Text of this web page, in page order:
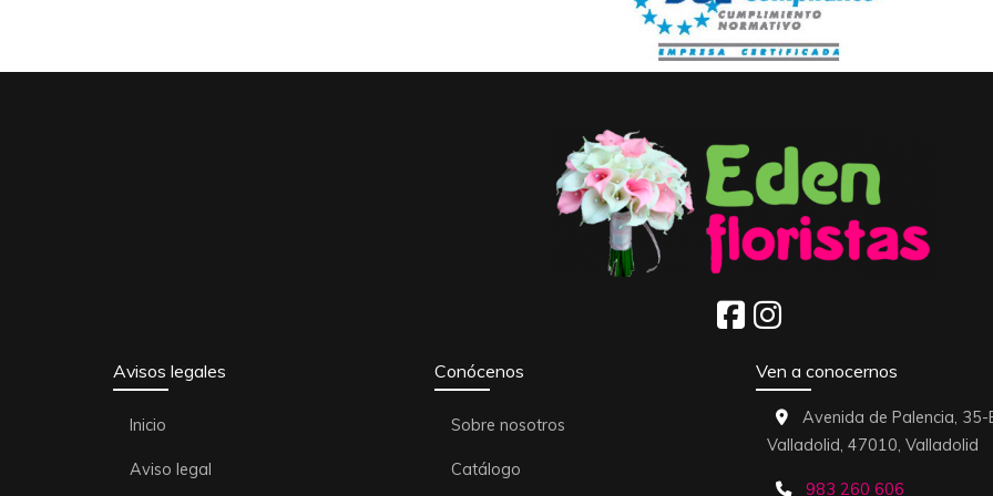
Avisos legales
Inicio
Aviso legal
Conócenos
Sobre nosotros
Catálogo
Ven a conocernos
Avenida de Palencia, 35-
Valladolid, 47010, Valladolid
983 260 606